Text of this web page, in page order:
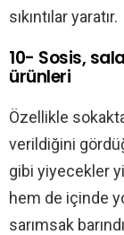
sıkıntılar yaratır.
10- Sosis,
ürünleri
Özellikle
verildiğini
gibi yiyecekler
hem de içinde
sarımsak